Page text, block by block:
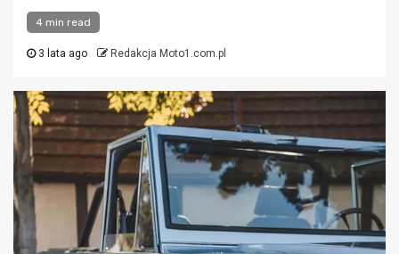
4 min read
3 lata ago Redakcja Moto1.com.pl